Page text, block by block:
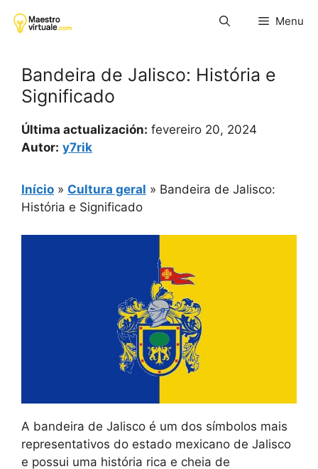
para
Menu
Bandeira de Jalisco: História e
Significado
Última actualización: fevereiro 20, 2024
Autor: y7rik
Início » Cultura geral » Bandeira de Jalisco:
História e Significado
A bandeira de Jalisco é um dos símbolos mais
representativos do estado mexicano de Jalisco
e possui uma história rica e cheia de